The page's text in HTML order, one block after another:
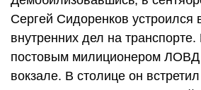
Сергей Сидоренков устроился
внутренних дел на
постовым милиционером ЛОВД
вокзале. В столице он